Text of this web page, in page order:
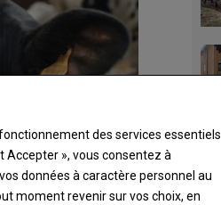
des services essentiels
Accepter », vous consentez à
données à caractère personnel au
moment revenir sur vos choix, en